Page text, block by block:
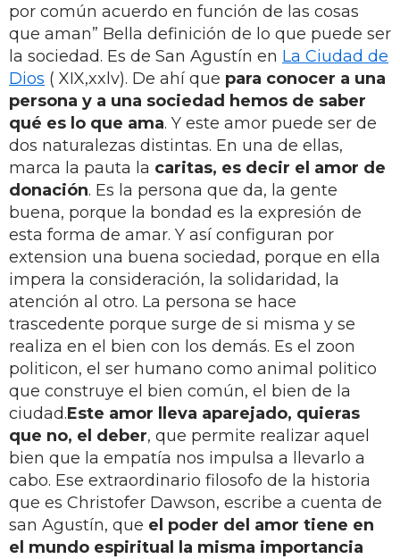
por común acuerdo en función de las cosas
que aman” Bella definición de lo que puede ser
la sociedad. Es de San Agustín en La Ciudad de
Dios ( XIX,xxlv). De ahí que para conocer a una
persona y a una sociedad hemos de saber
qué es lo que ama. Y este amor puede ser de
dos naturalezas distintas. En una de ellas,
marca la pauta la caritas, es decir el amor de
donación. Es la persona que da, la gente
buena, porque la bondad es la expresión de
esta forma de amar. Y así configuran por
extension una buena sociedad, porque en ella
impera la consideración, la solidaridad, la
atención al otro. La persona se hace
trascedente porque surge de si misma y se
realiza en el bien con los demás. Es el zoon
politicon, el ser humano como animal politico
que construye el bien común, el bien de la
ciudad.Este amor lleva aparejado, quieras
que no, el deber, que permite realizar aquel
bien que la empatía nos impulsa a llevarlo a
cabo. Ese extraordinario filosofo de la historia
que es Christofer Dawson, escribe a cuenta de
san Agustín, que el poder del amor tiene en
el mundo espiritual la misma importancia